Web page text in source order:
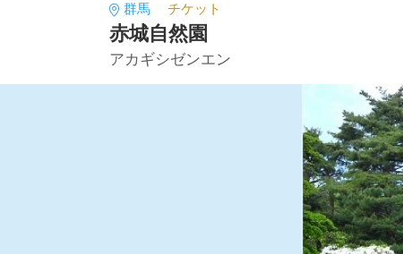
群馬 チケット
赤城自然園
アカギシゼンエン